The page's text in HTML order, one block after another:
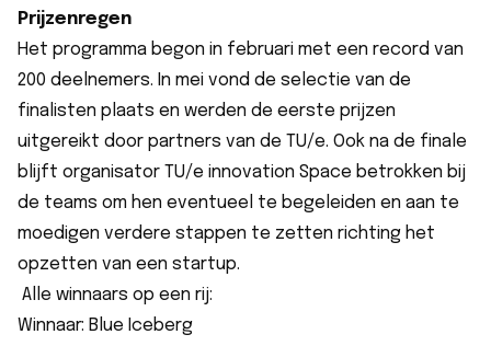
Prijzenregen
Het programma begon in februari met een record van
200 deelnemers. In mei vond de selectie van de
finalisten plaats en werden de eerste prijzen
uitgereikt door partners van de TU/e. Ook na de finale
blijft organisator TU/e innovation Space betrokken bij
de teams om hen eventueel te begeleiden en aan te
moedigen verdere stappen te zetten richting het
opzetten van een startup.
Alle winnaars op een rij:
Winnaar: Blue Iceberg